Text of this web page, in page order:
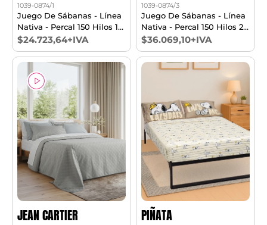
1039-0874/1
Juego De Sábanas - Línea
Nativa - Percal 150 Hilos 1
1/2 Pl
$24.723,64+IVA
1039-0874/3
Juego De Sábanas - Línea
Nativa - Percal 150 Hilos 2
1/2 Pl
$36.069,10+IVA
JEAN CARTIER PIÑATA